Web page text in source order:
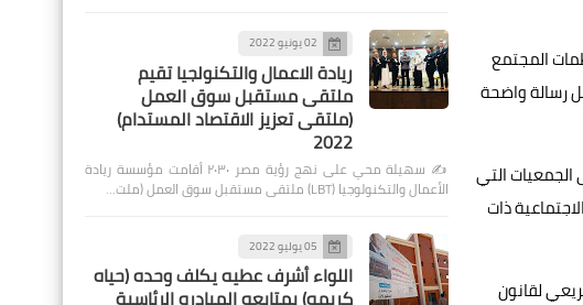
المجتمع
رسالة واضحة
الجمعيات التي
ذات
لقانون
02 يونيو 2022
ريادة الاعمال والتكنولجيا تقيم
ملتقى مستقبل سوق العمل
(ملتقى تعزيز الاقتصاد المستدام)
2022
✍️ سهيلة محي على نهج رؤية مصر ٢٠٣٠ أقامت مؤسسة ريادة
الأعمال والتكنولوجيا (LBT) ملتقى مستقبل سوق العمل (ملت…
05 يوليو 2022
اللواء أشرف عطيه يكلف وحده (حياه